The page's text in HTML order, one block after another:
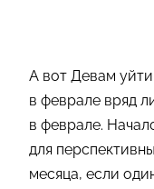
А вот Девам
в феврале вряд
в феврале.
для
месяца, если